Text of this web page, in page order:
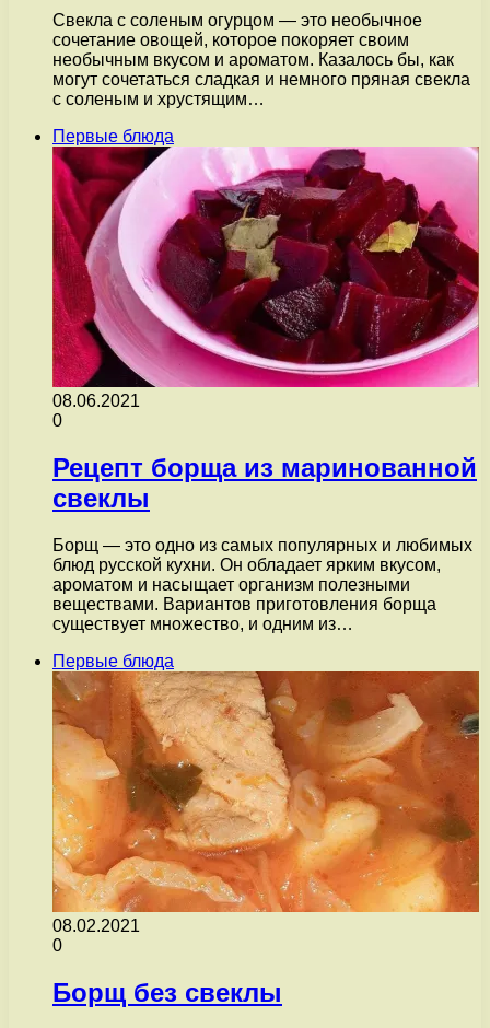
Свекла с соленым огурцом — это необычное
сочетание овощей, которое покоряет своим
необычным вкусом и ароматом. Казалось бы, как
могут сочетаться сладкая и немного пряная свекла
с соленым и хрустящим…
Первые блюда
08.06.2021
0
Рецепт борща из маринованной
свеклы
Борщ — это одно из самых популярных и любимых
блюд русской кухни. Он обладает ярким вкусом,
ароматом и насыщает организм полезными
веществами. Вариантов приготовления борща
существует множество, и одним из…
Первые блюда
08.02.2021
0
Борщ без свеклы